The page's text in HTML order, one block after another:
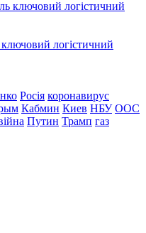
логістичний
Росія коронавирус
Кабмин Киев НБУ ООС
Путин Трамп газ